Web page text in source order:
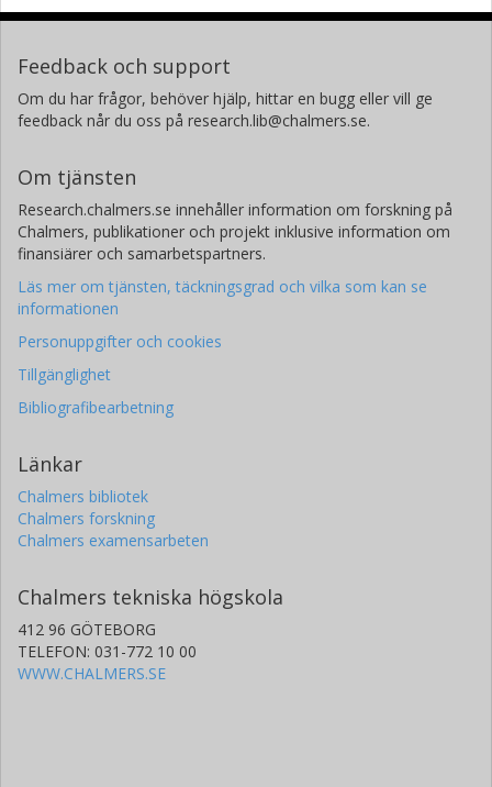
Feedback och support
Om du har frågor, behöver hjälp, hittar en bugg eller vill ge
feedback når du oss på research.lib@chalmers.se.
Om tjänsten
Research.chalmers.se innehåller information om forskning på
Chalmers, publikationer och projekt inklusive information om
finansiärer och samarbetspartners.
Läs mer om tjänsten, täckningsgrad och vilka som kan se
informationen
Personuppgifter och cookies
Tillgänglighet
Bibliografibearbetning
Länkar
Chalmers bibliotek
Chalmers forskning
Chalmers examensarbeten
Chalmers tekniska högskola
412 96 GÖTEBORG
TELEFON: 031-772 10 00
WWW.CHALMERS.SE